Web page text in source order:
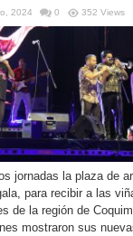
2024 0 352 Views
jornadas la plaza de
para recibir a las
de la región de
mostraron sus